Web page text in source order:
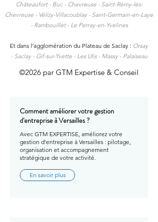
Châteaufort - Buc - Chevreuse - Saint-Rémy-lès-
Chevreuse - Vélizy-Villacoublay - Saint-Germain-en-Laye
- Rambouillet - Le Perray-en-Yvelines
Et dans l’agglomération du Plateau de Saclay : Orsay
- Saclay - Gif-sur-Yvette - Les Ulis - Massy - Palaiseau
©2026 par GTM Expertise & Conseil
Comment améliorer votre gestion
d'entreprise à Versailles ?
Avec GTM EXPERTISE, améliorez votre
gestion d'entreprise à Versailles : pilotage,
organisation et accompagnement
stratégique de votre activité.
En savoir plus